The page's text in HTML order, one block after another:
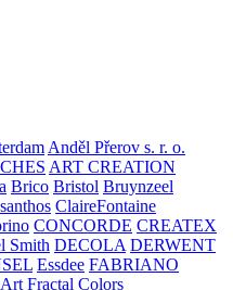
Anděl Přerov s. r. o.
ART CREATION
Brico Bristol Bruynzeel
ClaireFontaine
CONCORDE CREATEX
Smith DECOLA DERWENT
Essdee FABRIANO
Fractal Colors